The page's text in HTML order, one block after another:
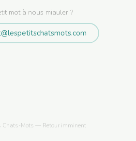
mot à nous miauler ?
Chats-Mots — Retour imminent